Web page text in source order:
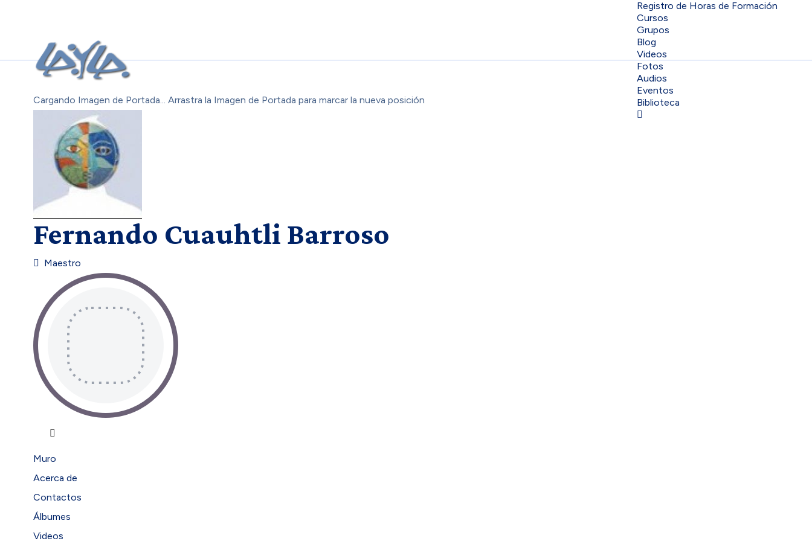
Registro de Horas de Formación
Cursos
Grupos
Blog
Videos
Fotos
Audios
Eventos
Biblioteca
Cargando Imagen de Portada... Arrastra la Imagen de Portada para marcar la nueva posición
Fernando Cuauhtli Barroso
Maestro
Muro
Acerca de
Contactos
Álbumes
Videos